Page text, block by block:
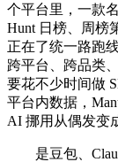
个平台里，一款
Hunt 日榜、周榜
正在了统一路跑
跨平台、跨品类
要花不少时间做
平台内数据，
AI 挪用从偶发变
是豆包、